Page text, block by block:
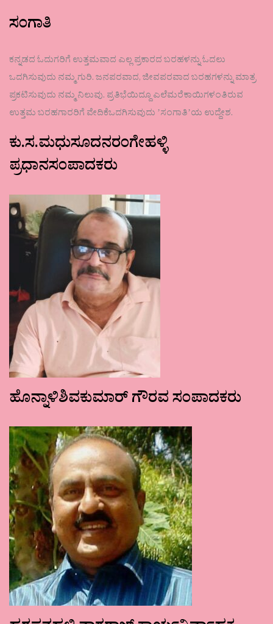
ಸಂಗಾತಿ
ಕನ್ನಡದ ಓದುಗರಿಗೆ ಉತ್ತಮವಾದ ಎಲ್ಲ ಪ್ರಕಾರದ ಬರಹಳನ್ನು ಓದಲು
ಒದಗಿಸುವುದು ನಮ್ಮ ಗುರಿ. ಜನಪರವಾದ, ಜೀವಪರವಾದ ಬರಹಗಳನ್ನು ಮಾತ್ರ
ಪ್ರಕಟಿಸುವುದು ನಮ್ಮ ನಿಲುವು. ಪ್ರತಿಭೆಯಿದ್ದೂ ಎಲೆಮರೆಕಾಯಿಗಳಂತಿರುವ
ಉತ್ತಮ ಬರಹಗಾರರಿಗೆ ವೇದಿಕೆಒದಗಿಸುವುದು ʼಸಂಗಾತಿʼಯ ಉದ್ದೇಶ.
ಕು.ಸ.ಮಧುಸೂದನರಂಗೇಹಳ್ಳಿ
ಪ್ರಧಾನಸಂಪಾದಕರು
ಹೊನ್ನಾಳಿಶಿವಕುಮಾರ್ ಗೌರವ ಸಂಪಾದಕರು